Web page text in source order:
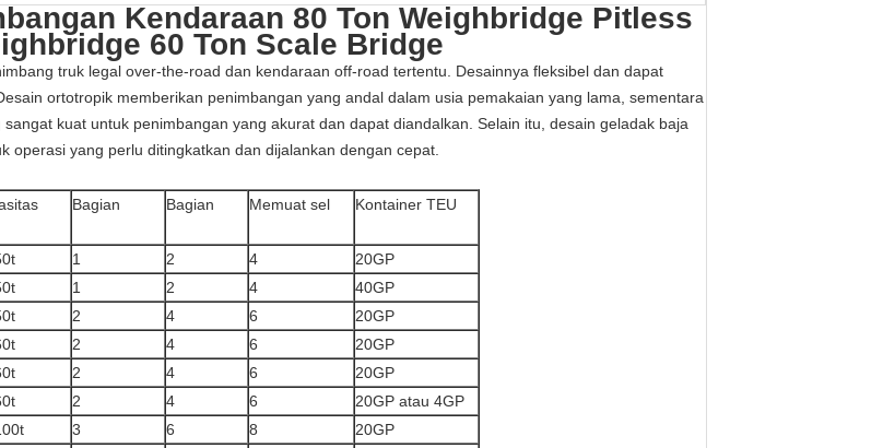
Kendaraan 80 Ton Weighbridge Pitless
60 Ton Scale Bridge
truk legal over-the-road dan kendaraan off-road tertentu. Desainnya fleksibel dan dapat
ortotropik memberikan penimbangan yang andal dalam usia pemakaian yang lama, sementara
kuat untuk penimbangan yang akurat dan dapat diandalkan. Selain itu, desain geladak baja
operasi yang perlu ditingkatkan dan dijalankan dengan cepat.
Bagian Bagian Memuat sel Kontainer TEU
1 2 4
20GP
1 2 4
40GP
2 4 6
20GP
2 4 6
20GP
2 4 6
20GP
2 4 6
20GP atau 4GP
3 6 8
20GP